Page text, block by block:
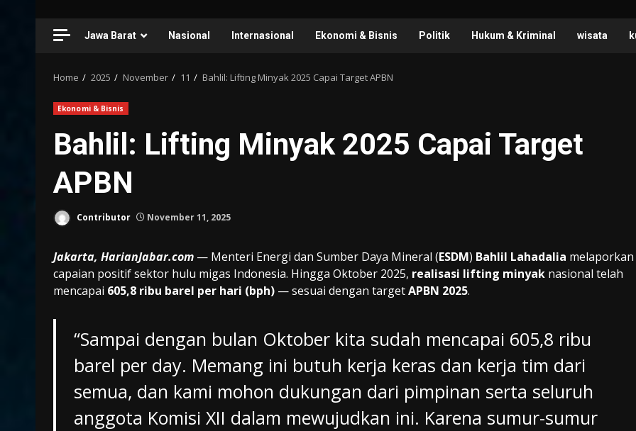
Jawa Barat Nasional Internasional Ekonomi & Bisnis Politik Hukum & Kriminal wisata
Home 2025 November 11 Bahlil: Lifting Minyak 2025 Capai Target APBN
Ekonomi & Bisnis
Bahlil: Lifting Minyak 2025 Capai Target
APBN
Contributor November 11, 2025
Jakarta, HarianJabar.com — Menteri Energi dan Sumber Daya Mineral (ESDM) Bahlil Lahadalia melaporkan
capaian positif sektor hulu migas Indonesia. Hingga Oktober 2025, realisasi lifting minyak nasional telah
mencapai 605,8 ribu barel per hari (bph) — sesuai dengan targetAPBN 2025.
“Sampai dengan bulan Oktober kita sudah mencapai 605,8 ribu
barel per day. Memang ini butuh kerja keras dan kerja tim dari
semua, dan kami mohon dukungan dari pimpinan serta seluruh
anggota Komisi XII dalam mewujudkan ini. Karena sumur-sumur